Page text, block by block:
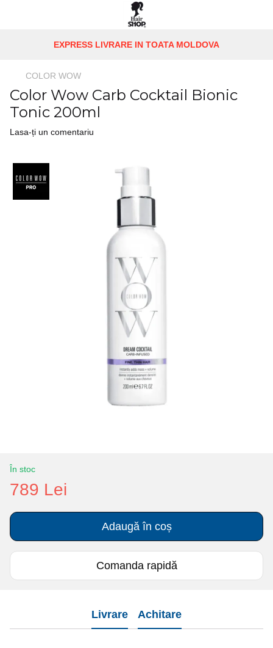
EXPRESS LIVRARE IN TOATA MOLDOVA
COLOR WOW
Color Wow Carb Cocktail Bionic
Tonic 200ml
Lasa-ți un comentariu
În stoc
789 Lei
Adaugă în coș
Comanda rapidă
Livrare Achitare